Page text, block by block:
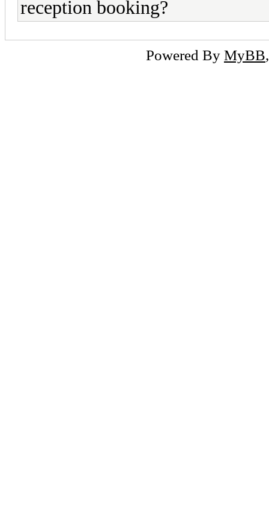
reception booking?
Powered By MyBB